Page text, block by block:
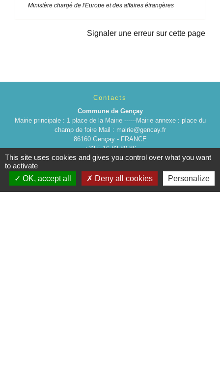
Ministère chargé de l'Europe et des affaires étrangères
Signaler une erreur sur cette page
Contacts
Commune de Gençay
Mairie principale : 1 place de la Mairie ------Mairie annexe : place du
champ de foire Mail : mairie@gencay.fr
86160 Gençay - FRANCE
+33 5 16 83 80 86
This site uses cookies and gives you control over what you want
to activate
OK, accept all
Deny all cookies Personalize